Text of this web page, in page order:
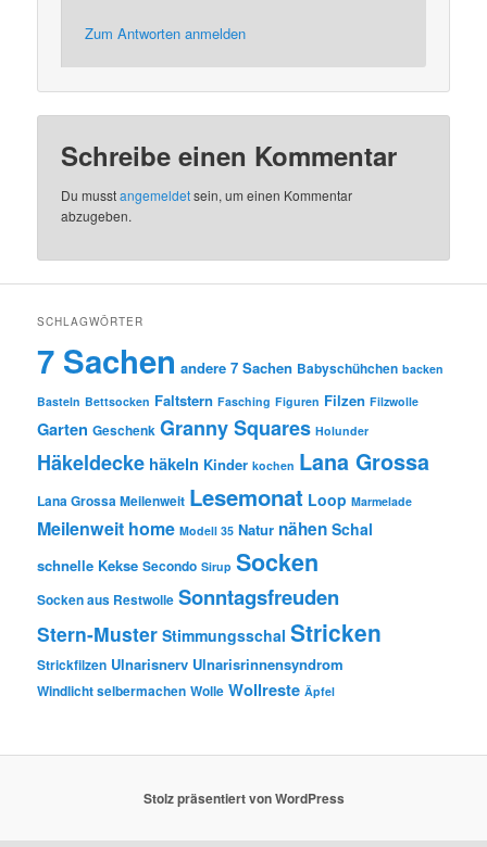
Zum Antworten anmelden
Schreibe einen Kommentar
Du musstangemeldetsein, um einen Kommentar
abzugeben.
SCHLAGWÖRTER
7 Sachen andere 7 Sachen Babyschühchen backen
Basteln Bettsocken Faltstern Fasching Figuren Filzen Filzwolle
Garten Geschenk Granny Squares Holunder
Häkeldecke häkeln Kinder kochen Lana Grossa
Lana Grossa Meilenweit Lesemonat Loop Marmelade
Meilenweit home Modell 35 Natur nähen Schal
schnelle Kekse Secondo Sirup Socken
Socken aus Restwolle Sonntagsfreuden
Stern-Muster Stimmungsschal Stricken
Strickfilzen Ulnarisnerv Ulnarisrinnensyndrom
Windlicht selbermachen Wolle Wollreste Äpfel
Stolz präsentiert von WordPress